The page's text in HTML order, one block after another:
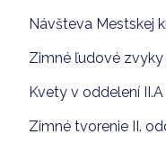
Návšteva Mestskej
Zimné ľudové zvyky
Kvety v oddelení II.A
Zimné tvorenie II.